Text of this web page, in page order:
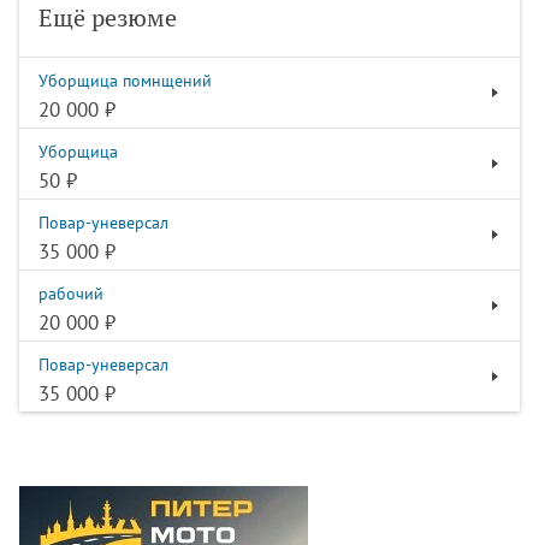
Ещё резюме
Уборщица помнщений
20 000 ₽
Уборщица
50 ₽
Повар-уневерсал
35 000 ₽
рабочий
20 000 ₽
Повар-уневерсал
35 000 ₽